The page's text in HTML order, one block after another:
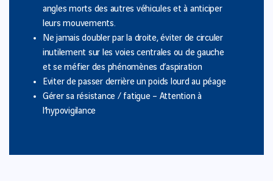
angles morts des autres véhicules et à anticiper
leurs mouvements.
Ne jamais doubler par la droite, éviter de circuler
inutilement sur les voies centrales ou de gauche
et se méfier des phénomènes d’aspiration
Eviter de passer derrière un poids lourd au péage
Gérer sa résistance / fatigue – Attention à
l’hypovigilance